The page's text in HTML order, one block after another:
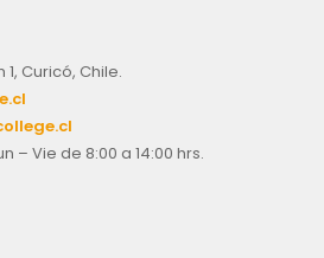
Curicó, Chile.
– Vie de 8:00 a 14:00 hrs.